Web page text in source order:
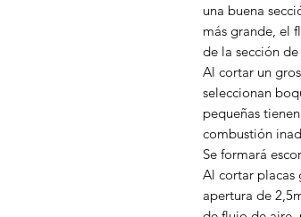
una buena
más grande, el
de la sección
Al cortar un
seleccionan
pequeñas
combustión
Se formará
Al cortar placas
apertura de